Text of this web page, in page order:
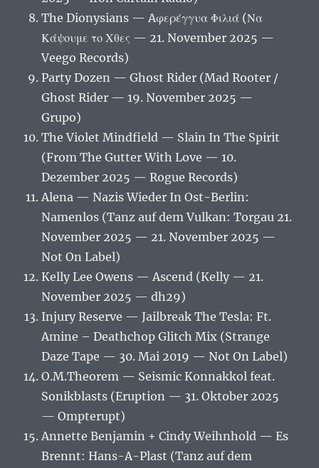
The Dionysians — Aφερέγγυα Φιλιά (Να
Κάψουμε το Χθες — 21. November 2025 —
Veego Records)
Party Dozen — Ghost Rider (Mad Rooter /
Ghost Rider — 19. November 2025 —
Grupo)
The Violet Mindfield — Slain In The Spirit
(From The Gutter With Love — 10.
Dezember 2025 — Rogue Records)
Alena — Nazis Wieder In Ost-Berlin:
Namenlos (Tanz auf dem Vulkan: Torgau 21.
November 2025 — 21. November 2025 —
Not On Label)
Kelly Lee Owens — Ascend (Kelly — 21.
November 2025 — dh29)
Injury Reserve — Jailbreak The Tesla: Ft.
Amine – Deathchop Glitch Mix (Strange
Daze Tape — 30. Mai 2019 — Not On Label)
O.M.Theorem — Seismic Konnakkol feat.
Sonikblasts (Eruption — 31. Oktober 2025
— Ompterupt)
Annette Benjamin + Cindy Weihnhold — Es
Brennt: Hans-A-Plast (Tanz auf dem